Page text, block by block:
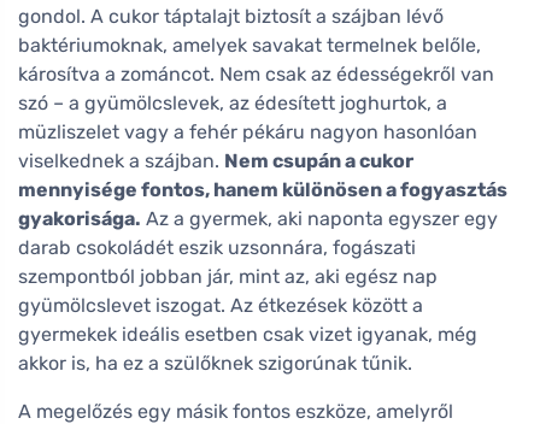
gondol. A cukor táptalajt biztosít a szájban lévő
baktériumoknak, amelyek savakat termelnek belőle,
károsítva a zománcot. Nem csak az édességekről van
szó – a gyümölcslevek, az édesített joghurtok, a
müzliszelet vagy a fehér pékáru nagyon hasonlóan
viselkednek a szájban. Nem csupán a cukor
mennyisége fontos, hanem különösen a fogyasztás
gyakorisága. Az a gyermek, aki naponta egyszer egy
darab csokoládét eszik uzsonnára, fogászati
szempontból jobban jár, mint az, aki egész nap
gyümölcslevet iszogat. Az étkezések között a
gyermekek ideális esetben csak vizet igyanak, még
akkor is, ha ez a szülőknek szigorúnak tűnik.
A megelőzés egy másik fontos eszköze, amelyről